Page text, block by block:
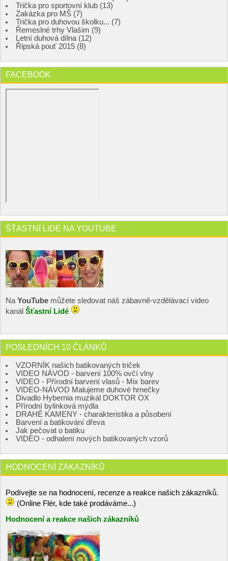
Trička pro sportovní klub (13)
Zakázka pro MŠ (7)
Trička pro duhovou školku... (7)
Řemeslné trhy Vlašim (9)
Letní duhová dílna (12)
Řipská pouť 2015 (8)
FACEBOOK
ŠŤASTNÍ LIDÉ NA YOUTUBE
Na YouTube můžete sledovat náš zábavně-vzdělávací video
kanál Šťastní Lidé
POSLEDNÍCH 10 ČLÁNKŮ
VZORNÍK našich batikovaných triček
VIDEO NÁVOD - barvení 100% ovčí vlny
VIDEO - Přírodní barvení vlasů - Mix barev
VIDEO-NÁVOD Malujeme duhové hrnečky
Divadlo Hybernia muzikál DOKTOR OX
Přírodní bylinková mýdla
DRAHÉ KAMENY - charakteristika a působení
Barvení a batikování dřeva
Jak pečovat o batiku
VIDEO - odhalení nových batikovaných vzorů
HODNOCENÍ ZÁKAZNÍKŮ
Podívejte se na hodnocení, recenze a reakce našich zákazníků.
(Online Flér, kde také prodáváme...)
Hodnocení a reakce našich zákazníků